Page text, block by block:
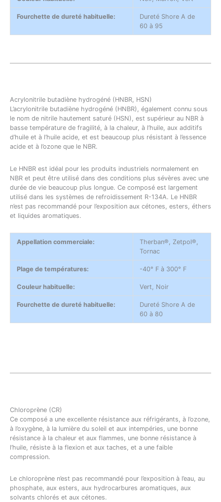
Fourchette de dureté habituelle:
Dureté Shore A de
60 à 95
Acrylonitrile butadiène hydrogéné (HNBR, HSN)
L’acrylonitrile butadiène hydrogéné (HNBR), également connu sous
le nom de nitrile hautement saturé (HSN), est supérieur au NBR à
basse température de fragilité, à la chaleur, à l’huile, aux additifs
d’huile et à l’huile acide, et est beaucoup plus résistant à l’essence
acide et à l’ozone que le NBR.
Le HNBR est idéal pour les produits industriels normalement en
NBR et peut être utilisé dans des conditions plus sévères avec une
durée de vie beaucoup plus longue. Ce composé est largement
utilisé dans les systèmes de refroidissement R-134A. Le HNBR
n’est pas recommandé pour l’exposition aux cétones, esters, éthers
et liquides aromatiques.
Appellation commerciale:
Therban®, Zetpol®,
Tornac
Plage de températures: -40° F à 300° F
Couleur habituelle: Vert, Noir
Fourchette de dureté habituelle:
Dureté Shore A de
60 à 80
Chloroprène (CR)
Ce composé a une excellente résistance aux réfrigérants, à l’ozone,
à l’oxygène, à la lumière du soleil et aux intempéries, une bonne
résistance à la chaleur et aux flammes, une bonne résistance à
l’huile, résiste à la flexion et aux taches, et a une faible
compression.
Le chloroprène n’est pas recommandé pour l’exposition à l’eau, au
phosphate, aux esters, aux hydrocarbures aromatiques, aux
solvants chlorés et aux cétones.